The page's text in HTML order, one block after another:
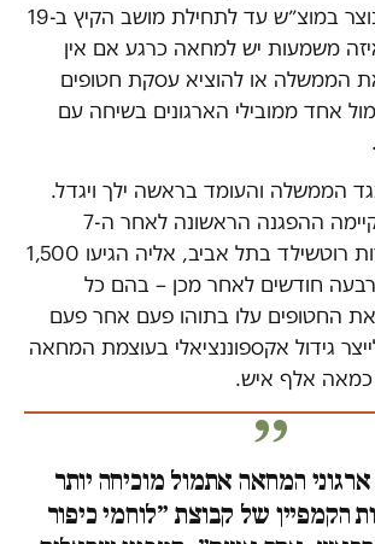
את המומנטום שנוצר במוצ״ש עד לתחילת מושב הקיץ ב-19
משמעות יש למחאה כרגע אם אין
הממשלה או להוציא עסקת חטופים
אחד ממובילי הארגונים בשיחה עם
הממשלה והעומד בראשה ילך ויגדל.
ב-1 בדצמבר התקיימה ההפגנה הראשונה לאחר ה-7
באוקטובר, בשדרות רוטשילד בתל אביב, אליה הגיעו 1,500
חודשים לאחר מכן – בהם כל
את החטופים עלו בתוהו פעם אחר פעם
גידול אקספוננציאלי בעוצמת המחאה
כמאה אלף איש.
המחאה אתמול מוכיחה יותר
הקמפיין של קבוצת ״לוחמי כיפור